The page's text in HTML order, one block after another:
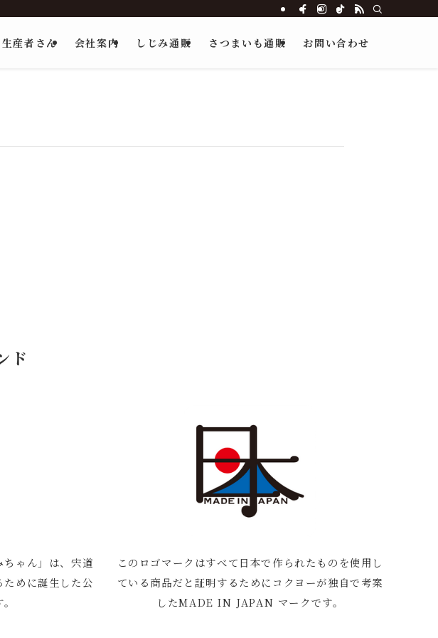
生産者さん 会社案内 しじみ通販 さつまいも通販 お問い合わせ
ド
ちゃん」は、宍道
めに誕生した公
このロゴマークはすべて日本で作られたものを使用し
ている商品だと証明するためにコクヨーが独自で考案
したMADE IN JAPAN マークです。